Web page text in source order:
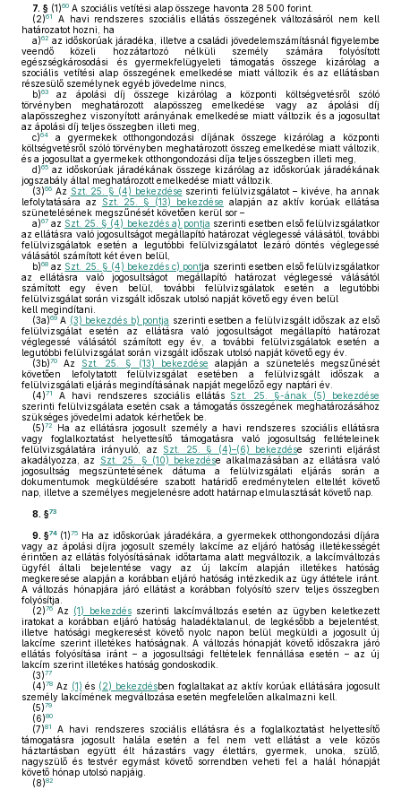
7. § (1)60 A szociális vetítési alap összege havonta 28 500 forint.
(2)61
A havi rendszeres szociális ellátás összegének változásáról nem kell
határozatot hozni, ha
a)62 az időskorúak járadéka, illetve a családi jövedelemszámításnál figyelembe
veendő közeli hozzátartozó nélküli személy számára folyósított
egészségkárosodási és gyermekfelügyeleti támogatás összege kizárólag a
szociális vetítési alap összegének emelkedése miatt változik és az ellátásban
részesülő személynek egyéb jövedelme nincs,
b)63
az ápolási díj összege kizárólag a központi költségvetésről szóló
törvényben meghatározott alapösszeg emelkedése vagy az ápolási díj
alapösszeghez viszonyított arányának emelkedése miatt változik és a jogosultat
az ápolási díj teljes összegben illeti meg,
c)64
a gyermekek otthongondozási díjának összege kizárólag a központi
költségvetésről szóló törvényben meghatározott összeg emelkedése miatt változik,
és a jogosultat a gyermekek otthongondozási díja teljes összegben illeti meg,
d)65 az időskorúak járadékának összege kizárólag az időskorúak járadékának
jogszabály által meghatározott emelkedése miatt változik.
(3)66 Az Szt. 25. § (4) bekezdése szerinti felülvizsgálatot – kivéve, ha annak
lefolytatására az
Szt. 25. § (13) bekezdése alapján az aktív korúak ellátása
szünetelésének megszűnését követően kerül sor –
a)67 az Szt. 25. § (4) bekezdés a) pontja szerinti esetben első felülvizsgálatkor
az ellátásra való jogosultságot megállapító határozat véglegessé válásától, további
felülvizsgálatok esetén a legutóbbi felülvizsgálatot lezáró döntés véglegessé
válásától számított két éven belül,
b)68 az Szt. 25. § (4) bekezdés c) pontja szerinti esetben első felülvizsgálatkor
az ellátásra való jogosultságot megállapító határozat véglegessé válásától
számított egy éven belül, további felülvizsgálatok esetén a legutóbbi
felülvizsgálat során vizsgált időszak utolsó napját követő egy éven belül
kell megindítani.
(3a)69 A (3) bekezdés b) pontja szerinti esetben a felülvizsgált időszak az első
felülvizsgálat esetén az ellátásra való jogosultságot megállapító határozat
véglegessé válásától számított egy év, a további felülvizsgálatok esetén a
legutóbbi felülvizsgálat során vizsgált időszak utolsó napját követő egy év.
(3b)70 Az Szt. 25. § (13) bekezdése alapján a szünetelés megszűnését
követően lefolytatott felülvizsgálat esetében a felülvizsgált időszak a
felülvizsgálati eljárás megindításának napját megelőző egy naptári év.
(4)71 A havi rendszeres szociális ellátás Szt. 25. §-ának (5) bekezdése
szerinti felülvizsgálata esetén csak a támogatás összegének meghatározásához
szükséges jövedelmi adatok kérhetőek be.
(5)72
Ha az ellátásra jogosult személy a havi rendszeres szociális ellátásra
vagy foglalkoztatást helyettesítő támogatásra való jogosultság feltételeinek
felülvizsgálatára irányuló, az Szt. 25. § (4)–(6) bekezdése szerinti eljárást
akadályozza, az Szt. 25. § (10) bekezdése alkalmazásában az ellátásra való
jogosultság megszüntetésének dátuma a felülvizsgálati eljárás során a
dokumentumok megküldésére szabott határidő eredménytelen elteltét követő
nap, illetve a személyes megjelenésre adott határnap elmulasztását követő nap.
8. §73
9. §74 (1)75 Ha az időskorúak járadékára, a gyermekek otthongondozási díjára
vagy az ápolási díjra jogosult személy lakcíme az eljáró hatóság illetékességét
érintően az ellátás folyósításának időtartama alatt megváltozik, a lakcímváltozás
ügyfél általi bejelentése vagy az új lakcím alapján illetékes hatóság
megkeresése alapján a korábban eljáró hatóság intézkedik az ügy áttétele iránt.
A változás hónapjára járó ellátást a korábban folyósító szerv teljes összegben
folyósítja.
(2)76 Az (1) bekezdésszerinti lakcímváltozás esetén az ügyben keletkezett
iratokat a korábban eljáró hatóság haladéktalanul, de legkésőbb a bejelentést,
illetve hatósági megkeresést követő nyolc napon belül megküldi a jogosult új
lakcíme szerint illetékes hatóságnak. A változás hónapját követő időszakra járó
ellátás folyósítása iránt – a jogosultsági feltételek fennállása esetén – az új
lakcím szerint illetékes hatóság gondoskodik.
(3)77
(4)78 Az (1) és (2) bekezdésben foglaltakat az aktív korúak ellátására jogosult
személy lakcímének megváltozása esetén megfelelően alkalmazni kell.
(5)79
(6)80
(7)81
A havi rendszeres szociális ellátásra és a foglalkoztatást helyettesítő
támogatásra jogosult halála esetén a fel nem vett ellátást a vele közös
háztartásban együtt élt házastárs vagy élettárs, gyermek, unoka, szülő,
nagyszülő és testvér egymást követő sorrendben veheti fel a halál hónapját
követő hónap utolsó napjáig.
(8)82